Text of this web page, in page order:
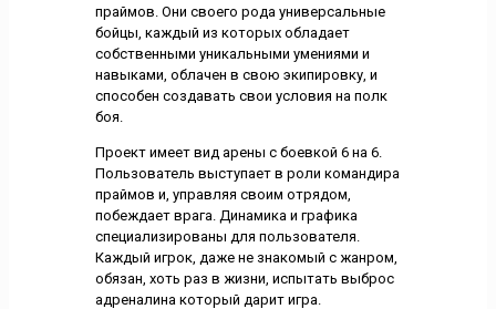
праймов. Они своего рода универсальные
бойцы, каждый из которых обладает
собственными уникальными умениями и
навыками, облачен в свою экипировку, и
способен создавать свои условия на полк
боя.
Проект имеет вид арены с боевкой 6 на 6.
Пользователь выступает в роли командира
праймов и, управляя своим отрядом,
побеждает врага. Динамика и графика
специализированы для пользователя.
Каждый игрок, даже не знакомый с жанром,
обязан, хоть раз в жизни, испытать выброс
адреналина который дарит игра.